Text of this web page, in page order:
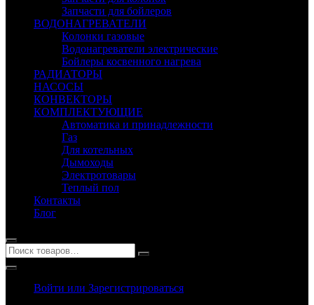
Запчасти для бойлеров
ВОДОНАГРЕВАТЕЛИ
Колонки газовые
Водонагреватели электрические
Бойлеры косвенного нагрева
РАДИАТОРЫ
НАСОСЫ
КОНВЕКТОРЫ
КОМПЛЕКТУЮЩИЕ
Автоматика и принадлежности
Газ
Для котельных
Дымоходы
Электротовары
Теплый пол
Контакты
Блог
Войти или Зарегистрироваться